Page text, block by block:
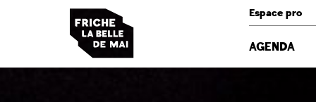
Espace pro
AGENDA
Panneau de gestion des cookies